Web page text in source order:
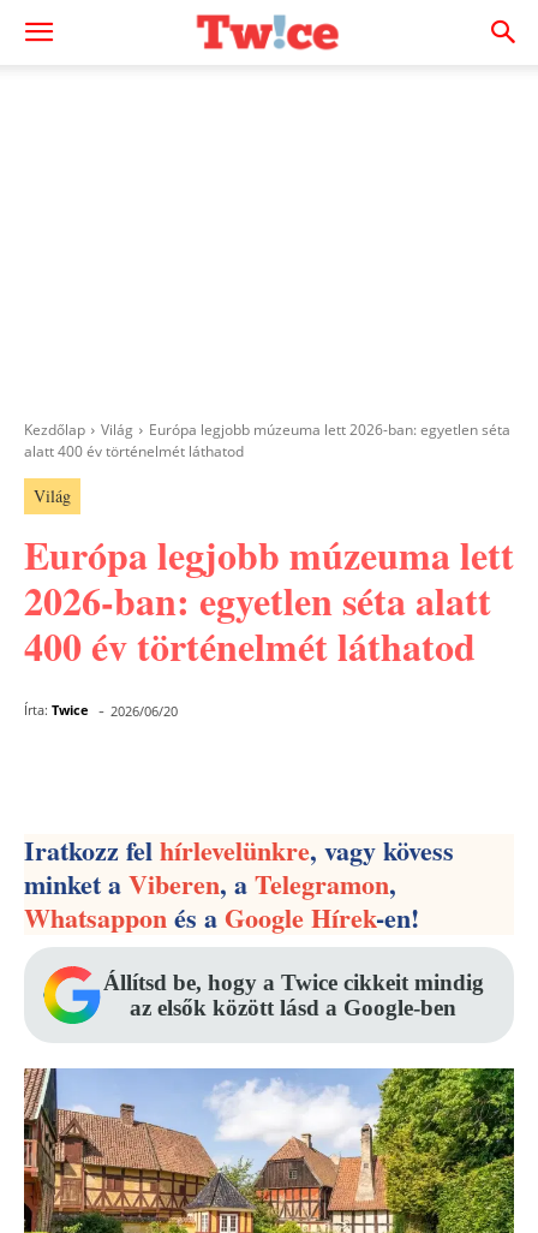
Kezdőlap Világ
Európa legjobb múzeuma lett 2026-ban: egyetlen séta
alatt 400 év történelmét láthatod
Világ
Európa legjobb múzeuma lett
2026-ban: egyetlen séta alatt
400 év történelmét láthatod
Írta: Twice - 2026/06/20
Iratkozz felhírlevelünkre, vagy kövess
minket aViberen, aTelegramon,
Whatsapponés aGoogle Hírek-en!
Állítsd be, hogy a Twice cikkeit mindig
az elsők között lásd a Google-ben